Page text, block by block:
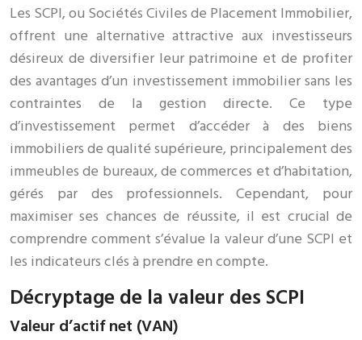
Les SCPI, ou Sociétés Civiles de Placement Immobilier,
offrent une alternative attractive aux investisseurs
désireux de diversifier leur patrimoine et de profiter
des avantages d’un investissement immobilier sans les
contraintes de la gestion directe. Ce type
d’investissement permet d’accéder à des biens
immobiliers de qualité supérieure, principalement des
immeubles de bureaux, de commerces et d’habitation,
gérés par des professionnels. Cependant, pour
maximiser ses chances de réussite, il est crucial de
comprendre comment s’évalue la valeur d’une SCPI et
les indicateurs clés à prendre en compte.
Décryptage de la valeur des SCPI
Valeur d’actif net (VAN)